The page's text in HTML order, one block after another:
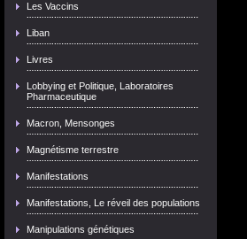
Les Vaccins
Liban
Livres
Lobbying et Politique, Laboratoires
Pharmaceutique
Macron, Mensonges
Magnétisme terrestre
Manifestations
Manifestations, Le réveil des populations
Manipulations génétiques